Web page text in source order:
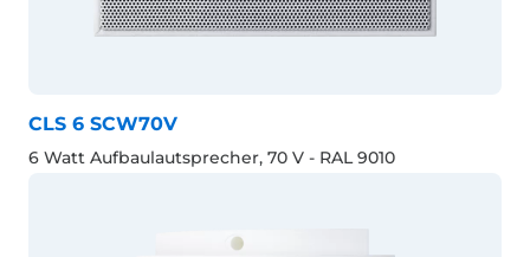
CLS 6 SCW70V
6 Watt Aufbaulautsprecher, 70 V - RAL 9010